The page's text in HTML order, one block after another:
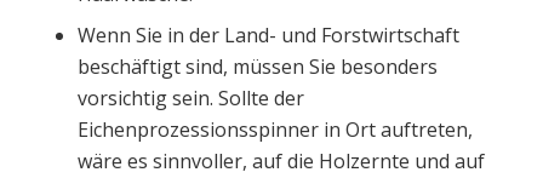
Wenn Sie in der Land- und Forstwirtschaft
beschäftigt sind, müssen Sie besonders
vorsichtig sein. Sollte der
Eichenprozessionsspinner in Ort auftreten,
wäre es sinnvoller, auf die Holzernte und auf